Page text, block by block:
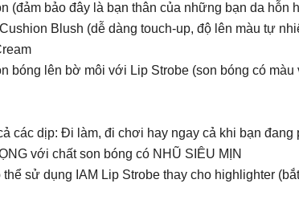
(đảm bảo đây là bạn thân của những bạn da hỗn
Blush (dễ dàng touch-up, độ lên màu tự
bóng lên bờ môi với Lip Strobe (son bóng có
các dịp: Đi làm, đi chơi hay ngay cả khi bạn đang
với chất son bóng có NHŨ SIÊU MỊN
sử dụng IAM Lip Strobe thay cho highlighter